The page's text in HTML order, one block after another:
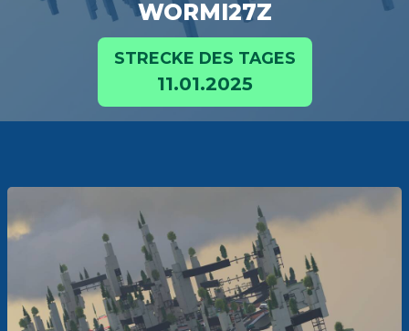
WORMI27Z
STRECKE DES TAGES
11.01.2025